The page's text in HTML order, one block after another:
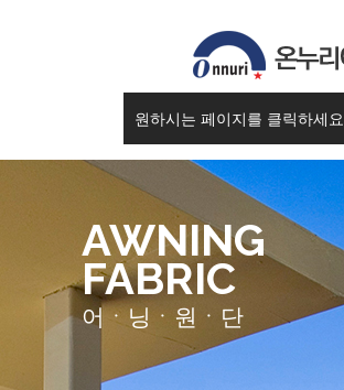
원하시는 페이지를 클릭하세요
AWNING
FABRIC
어ㆍ닝ㆍ원ㆍ단